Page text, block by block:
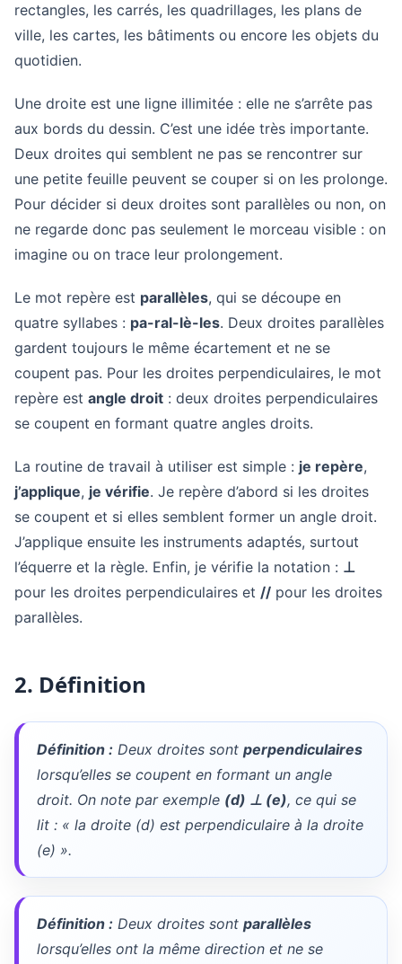
rectangles, les carrés, les quadrillages, les plans de
ville, les cartes, les bâtiments ou encore les objets du
quotidien.
Une droite est une ligne illimitée : elle ne s’arrête pas
aux bords du dessin. C’est une idée très importante.
Deux droites qui semblent ne pas se rencontrer sur
une petite feuille peuvent se couper si on les prolonge.
Pour décider si deux droites sont parallèles ou non, on
ne regarde donc pas seulement le morceau visible : on
imagine ou on trace leur prolongement.
Le mot repère est parallèles, qui se découpe en
quatre syllabes : pa-ral-lè-les. Deux droites parallèles
gardent toujours le même écartement et ne se
coupent pas. Pour les droites perpendiculaires, le mot
repère est angle droit : deux droites perpendiculaires
se coupent en formant quatre angles droits.
La routine de travail à utiliser est simple : je repère,
j’applique, je vérifie. Je repère d’abord si les droites
se coupent et si elles semblent former un angle droit.
J’applique ensuite les instruments adaptés, surtout
l’équerre et la règle. Enfin, je vérifie la notation : ⊥
pour les droites perpendiculaires et // pour les droites
parallèles.
2. Définition
Définition : Deux droites sont perpendiculaires
lorsqu’elles se coupent en formant un angle
droit. On note par exemple (d) ⊥ (e), ce qui se
lit : « la droite (d) est perpendiculaire à la droite
(e) ».
Définition : Deux droites sont parallèles
lorsqu’elles ont la même direction et ne se